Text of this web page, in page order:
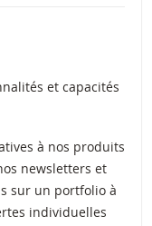
et capacités
à nos produits
newsletters et
sur un portfolio à
individuelles